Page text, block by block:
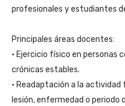
profesionales y estudiantes
Principales áreas docentes:
• Ejercicio físico en personas
crónicas estables.
• Readaptación a la actividad
lesión, enfermedad o periodo